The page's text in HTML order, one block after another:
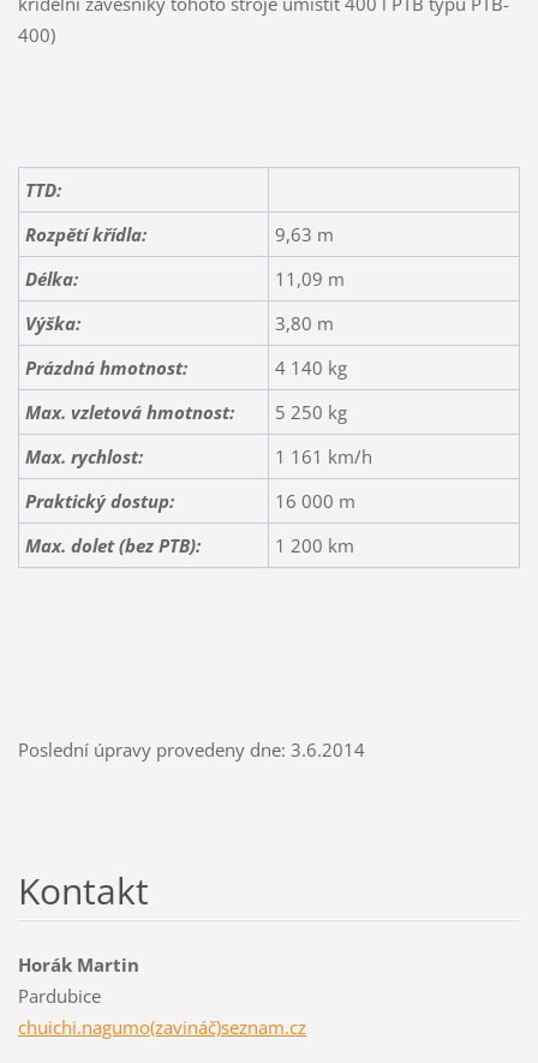
400)
TTD:
Rozpětí křídla:
9,63 m
Délka:
11,09 m
Výška:
3,80 m
Prázdná hmotnost:
4 140 kg
Max. vzletová hmotnost:
5 250 kg
Max. rychlost:
1 161 km/h
Praktický dostup:
16 000 m
Max. dolet (bez PTB):
1 200 km
Poslední úpravy provedeny dne: 3.6.2014
Kontakt
Horák Martin
Pardubice
chuichi.nagumo(zavináč)seznam.cz